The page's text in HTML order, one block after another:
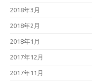
2018年3月
2018年2月
2018年1月
2017年12月
2017年11月